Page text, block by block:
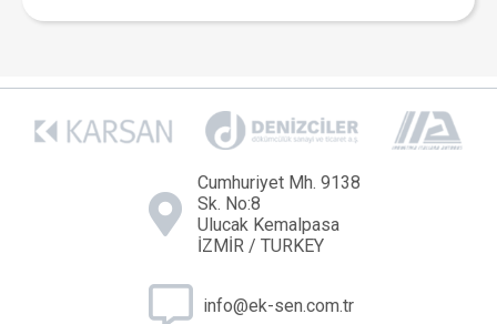
Cumhuriyet Mh. 9138
Sk. No:8
Ulucak Kemalpasa
İZMİR / TURKEY
info@ek-sen.com.tr